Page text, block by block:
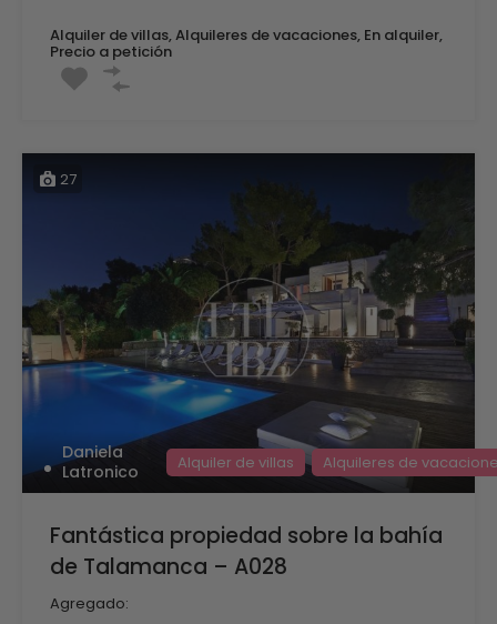
Alquiler de villas, Alquileres de vacaciones, En alquiler,
Precio a petición
27
Daniela
Latronico
Alquiler de villas Alquileres de
Fantástica propiedad sobre la bahía
de Talamanca – A028
Agregado: